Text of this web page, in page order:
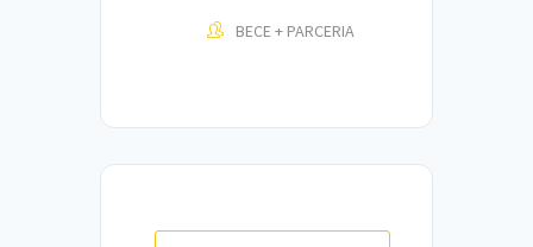
BECE + PARCERIA